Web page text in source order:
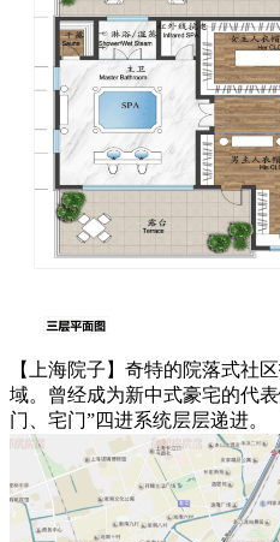
【上海院子】奇特的院落式社
域。曾经成为新中式豪宅的代
门、宅门”四进系统层层递进。